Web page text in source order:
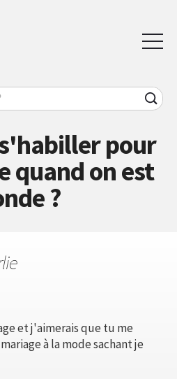
pour
quand on est
?
et j'aimerais que tu me
à la mode sachant je